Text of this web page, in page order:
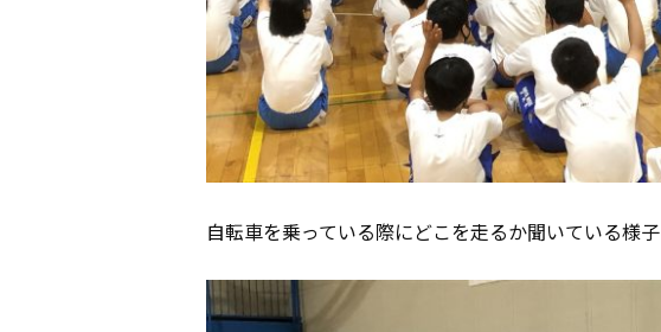
自転車を乗っている際にどこを走るか聞いている様子